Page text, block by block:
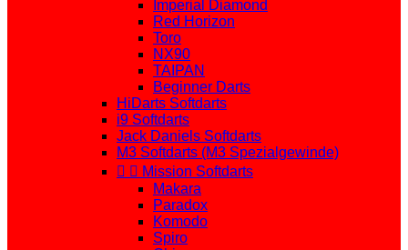
Imperial Diamond
Red Horizon
Toro
NX90
TAIPAN
Beginner Darts
HiDarts Softdarts
i9 Softdarts
Jack Daniels Softdarts
M3 Softdarts (M3 Spezialgewinde)
  Mission Softdarts
Makara
Paradox
Komodo
Spiro